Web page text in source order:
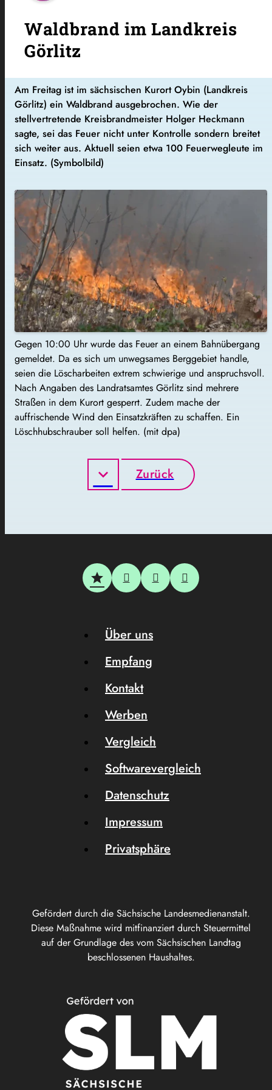
Waldbrand im Landkreis
Görlitz
Am Freitag ist im sächsischen Kurort Oybin (Landkreis
Görlitz) ein Waldbrand ausgebrochen. Wie der
stellvertretende Kreisbrandmeister Holger Heckmann
sagte, sei das Feuer nicht unter Kontrolle sondern breitet
sich weiter aus. Aktuell seien etwa 100 Feuerwegleute im
Einsatz. (Symbolbild)
Gegen 10:00 Uhr wurde das Feuer an einem Bahnübergang
gemeldet. Da es sich um unwegsames Berggebiet handle,
seien die Löscharbeiten extrem schwierige und anspruchsvoll.
Nach Angaben des Landratsamtes Görlitz sind mehrere
Straßen in dem Kurort gesperrt. Zudem mache der
auffrischende Wind den Einsatzkräften zu schaffen. Ein
Löschhubschrauber soll helfen. (mit dpa)
Zurück
Gefördert durch die Sächsische Landesmedienanstalt.
Diese Maßnahme wird mitfinanziert durch Steuermittel
auf der Grundlage des vom Sächsischen Landtag
beschlossenen Haushaltes.
Über uns
Empfang
Kontakt
Werben
Vergleich
Softwarevergleich
Datenschutz
Impressum
Privatsphäre